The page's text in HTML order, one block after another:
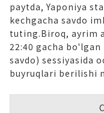
paytda, Yaponiya
kechgacha savdo
tuting.Biroq, ayrim
22:40 gacha
savdo) sessiyasida
buyruqlari berilishi